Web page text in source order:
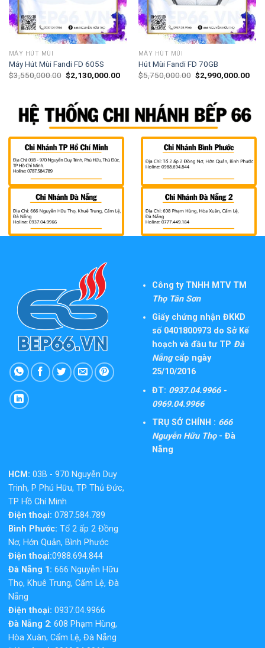
MÁY HÚT MÙI
Máy Hút Mùi Fandi FD 605S
$3,550,000.00 $2,130,000.00
MÁY HÚT MÙI
Hút Mùi Fandi FD 70GB
$5,750,000.00 $2,990,000.00
Công ty TNHH MTV TM
Thọ Tân Sơn
Giấy chứng nhận ĐKKD
số 0401800973 do Sở Kế
hoạch và đầu tư TP Đà
Nẵngcấp ngày
25/10/2016
ĐT: 0937.04.9966 -
0969.04.9966
TRỤ SỞ CHÍNH : 666
Nguyễn Hữu Thọ- Đà
Nẵng
HCM: 03B - 970 Nguyễn Duy
Trinh, P Phú Hữu, TP Thủ Đức,
TP Hồ Chí Minh
Điện thoại: 0787.584.789
Bình Phước: Tổ 2 ấp 2 Đồng
Nơ, Hớn Quản, Bình Phước
Điện thoại:0988.694.844
Đà Nẵng 1: 666 Nguyễn Hữu
Thọ, Khuê Trung, Cẩm Lệ, Đà
Nẵng
Điện thoại: 0937.04.9966
Đà Nẵng 2: 608 Phạm Hùng,
Hòa Xuân, Cẩm Lệ, Đà Nẵng